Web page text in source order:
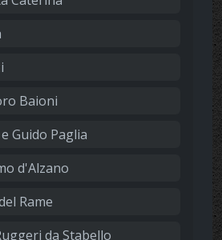
Baioni
Guido Paglia
d'Alzano
Rame
da Stabello